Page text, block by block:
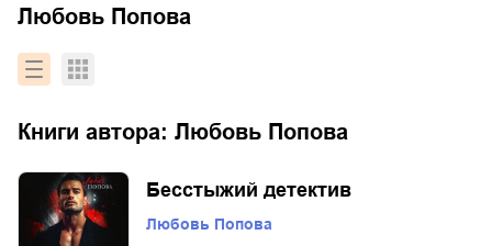
Любовь Попова
Книги автора: Любовь Попова
Бесстыжий детектив
Любовь Попова